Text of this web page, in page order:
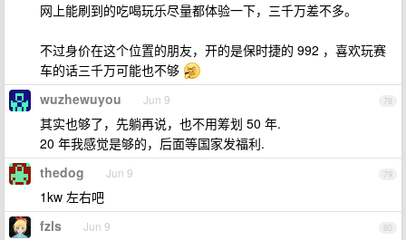
网上能刷到的吃喝玩乐尽量都体验一下，三千万差不多。
不过身价在这个位置的朋友，开的是保时捷的 992 ，喜欢玩赛
车的话三千万可能也不够
78
wuzhewuyou Jun 9
其实也够了，先躺再说，也不用筹划 50 年.
20 年我感觉是够的，后面等国家发福利.
79
thedog Jun 9
1kw 左右吧
80
fzls Jun 9